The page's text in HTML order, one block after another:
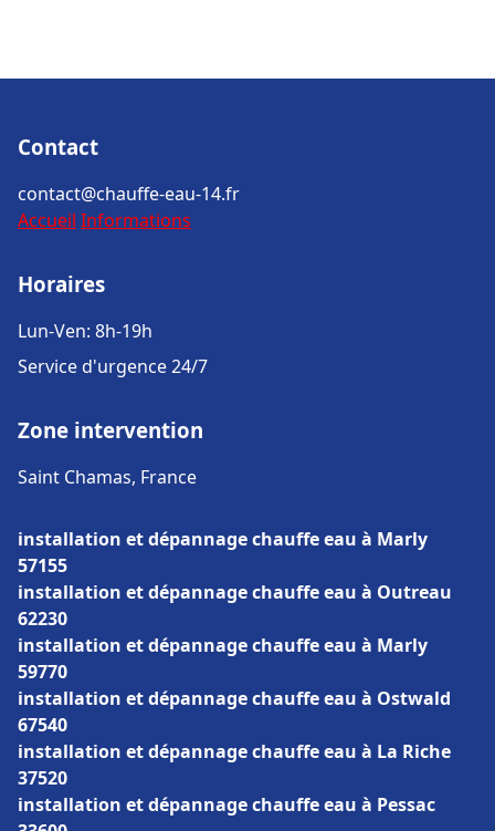
Contact
contact@chauffe-eau-14.fr
Accueil Informations
Horaires
Lun-Ven: 8h-19h
Service d'urgence 24/7
Zone intervention
Saint Chamas, France
installation et dépannage chauffe eau à Marly
57155
installation et dépannage chauffe eau à Outreau
62230
installation et dépannage chauffe eau à Marly
59770
installation et dépannage chauffe eau à Ostwald
67540
installation et dépannage chauffe eau à La Riche
37520
installation et dépannage chauffe eau à Pessac